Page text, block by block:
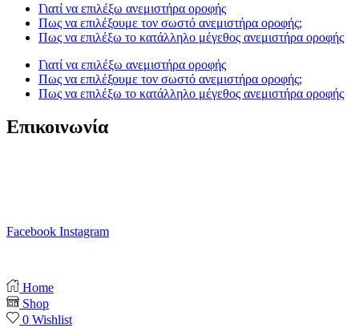
Γιατί να επιλέξω ανεμιστήρα οροφής
Πως να επιλέξουμε τον σωστό ανεμιστήρα οροφής;
Πως να επιλέξω το κατάλληλο μέγεθος ανεμιστήρα οροφής
Γιατί να επιλέξω ανεμιστήρα οροφής
Πως να επιλέξουμε τον σωστό ανεμιστήρα οροφής;
Πως να επιλέξω το κατάλληλο μέγεθος ανεμιστήρα οροφής
Επικοινωνία
Facebook Instagram
Home
Shop
0 Wishlist